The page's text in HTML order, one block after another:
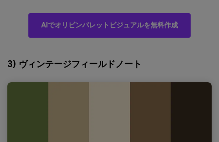
AIでオリビンパレットビジュアルを無料作成
3) ヴィンテージフィールドノート